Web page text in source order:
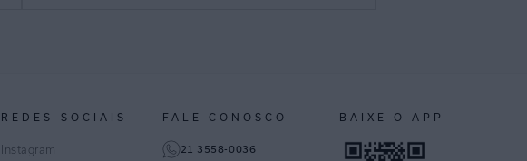
REDES SOCIAIS
Instagram
FALE CONOSCO
21 3558-0036
BAIXE O APP